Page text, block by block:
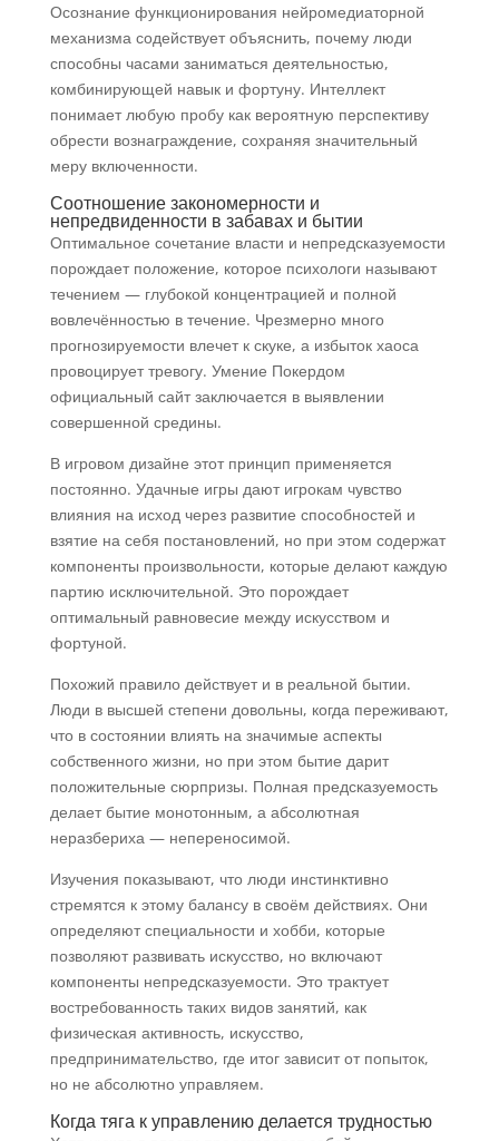
Осознание функционирования нейромедиаторной
механизма содействует объяснить, почему люди
способны часами заниматься деятельностью,
комбинирующей навык и фортуну. Интеллект
понимает любую пробу как вероятную перспективу
обрести вознаграждение, сохраняя значительный
меру включенности.
Соотношение закономерности и
непредвиденности в забавах и бытии
Оптимальное сочетание власти и непредсказуемости
порождает положение, которое психологи называют
течением — глубокой концентрацией и полной
вовлечённостью в течение. Чрезмерно много
прогнозируемости влечет к скуке, а избыток хаоса
провоцирует тревогу. Умение Покердом
официальный сайт заключается в выявлении
совершенной средины.
В игровом дизайне этот принцип применяется
постоянно. Удачные игры дают игрокам чувство
влияния на исход через развитие способностей и
взятие на себя постановлений, но при этом содержат
компоненты произвольности, которые делают каждую
партию исключительной. Это порождает
оптимальный равновесие между искусством и
фортуной.
Похожий правило действует и в реальной бытии.
Люди в высшей степени довольны, когда переживают,
что в состоянии влиять на значимые аспекты
собственного жизни, но при этом бытие дарит
положительные сюрпризы. Полная предсказуемость
делает бытие монотонным, а абсолютная
неразбериха — непереносимой.
Изучения показывают, что люди инстинктивно
стремятся к этому балансу в своём действиях. Они
определяют специальности и хобби, которые
позволяют развивать искусство, но включают
компоненты непредсказуемости. Это трактует
востребованность таких видов занятий, как
физическая активность, искусство,
предпринимательство, где итог зависит от попыток,
но не абсолютно управляем.
Когда тяга к управлению делается трудностью